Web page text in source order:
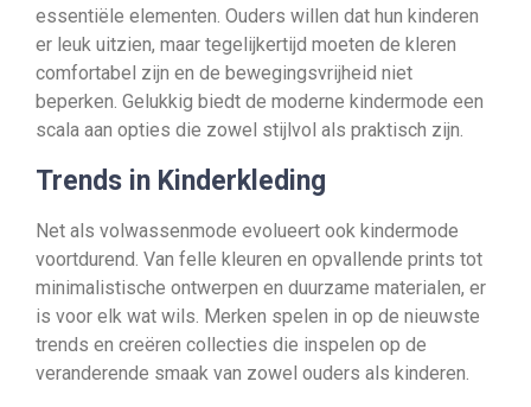
essentiële elementen. Ouders willen dat hun kinderen
er leuk uitzien, maar tegelijkertijd moeten de kleren
comfortabel zijn en de bewegingsvrijheid niet
beperken. Gelukkig biedt de moderne kindermode een
scala aan opties die zowel stijlvol als praktisch zijn.
Trends in Kinderkleding
Net als volwassenmode evolueert ook kindermode
voortdurend. Van felle kleuren en opvallende prints tot
minimalistische ontwerpen en duurzame materialen, er
is voor elk wat wils. Merken spelen in op de nieuwste
trends en creëren collecties die inspelen op de
veranderende smaak van zowel ouders als kinderen.